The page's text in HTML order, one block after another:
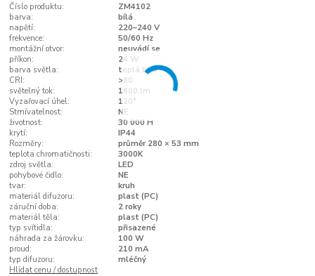
Číslo produktu:
ZM4102
barva:
bílá
napětí:
220–240 V
frekvence:
50/60 Hz
montážní otvor:
neuvádí se
příkon:
24 W
barva světla:
teplá bílá
CRI:
>80
světelný tok:
1600 lm
Vyzařovací úhel:
120°
Stmívatelnost:
NE
životnost:
30 000 H
krytí:
IP44
Rozměry:
průměr 280 × 53 mm
teplota chromatičnosti:
3000K
zdroj světla:
LED
pohybové čidlo:
NE
tvar:
kruh
materiál difuzoru:
plast (PC)
záruční doba:
2 roky
materiál těla:
plast (PC)
typ svítidla:
přisazené
náhrada za žárovku:
100 W
proud:
210 mA
typ difuzoru:
mléčný
Hlídat cenu / dostupnost